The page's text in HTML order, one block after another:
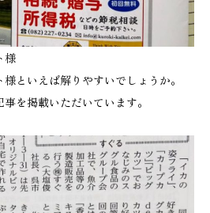
様
といえば解りやすいでしょうか。
を掲載いただいています。